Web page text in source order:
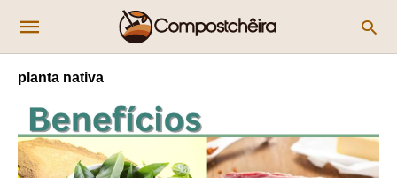
planta nativa